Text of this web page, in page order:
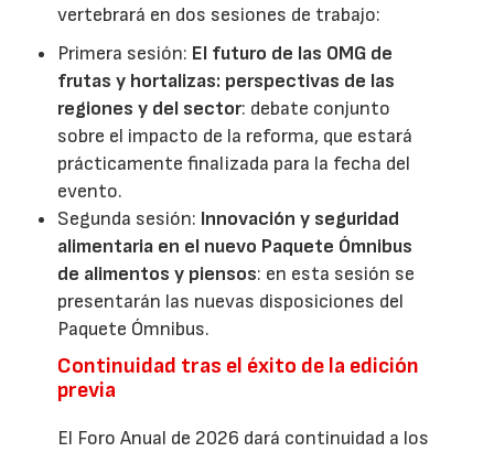
vertebrará en dos sesiones de trabajo:
Primera sesión: El futuro de las OMG de
frutas y hortalizas: perspectivas de las
regiones y del sector: debate conjunto
sobre el impacto de la reforma, que estará
prácticamente finalizada para la fecha del
evento.
Segunda sesión: Innovación y seguridad
alimentaria en el nuevo Paquete Ómnibus
de alimentos y piensos: en esta sesión se
presentarán las nuevas disposiciones del
Paquete Ómnibus.
Continuidad tras el éxito de la edición
previa
El Foro Anual de 2026 dará continuidad a los